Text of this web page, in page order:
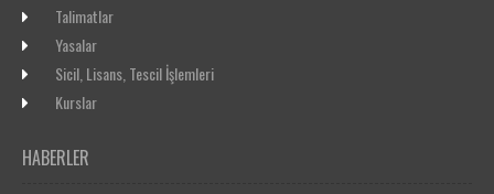
Talimatlar
Yasalar
Sicil, Lisans, Tescil İşlemleri
Kurslar
HABERLER